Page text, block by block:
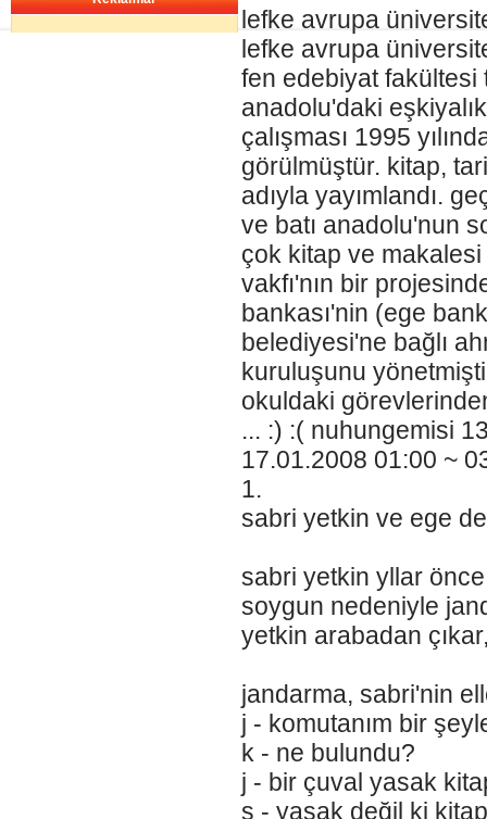
lefke avrupa
lefke avrupa
fen edebiyat fakültesi
anadolu'daki
çalışması 1995
görülmüştür. kitap,
adıyla yayımlandı.
ve batı anadolu'nun
çok kitap ve
vakfı'nın bir
bankası'nin (ege
belediyesi'ne bağlı
kuruluşunu
okuldaki
... :) :( nuhungemisi
17.01.2008 01:00 ~
1.
sabri yetkin ve ege
sabri yetkin yllar
soygun nedeniyle
yetkin arabadan
jandarma, sabri'nin
j - komutanım bir
k - ne bulundu?
j - bir çuval yasak
s - yasak değil ki